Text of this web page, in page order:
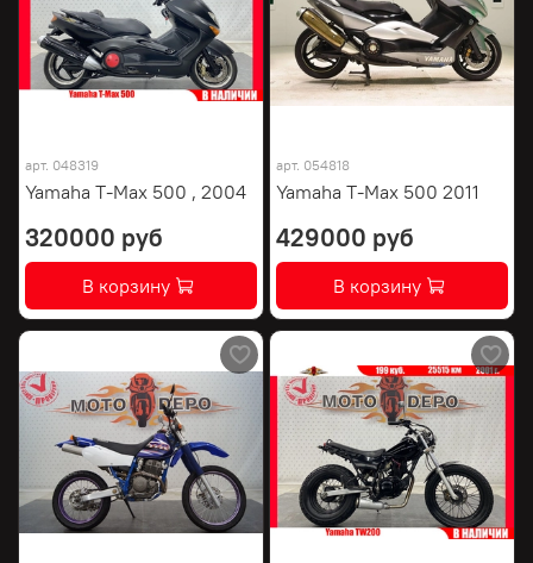
арт. 048319
Yamaha T-Max 500 , 2004
320000 руб
В корзину
арт. 054818
Yamaha T-Max 500 2011
429000 руб
В корзину